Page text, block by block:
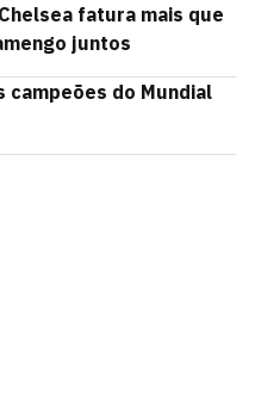
fatura mais que
juntos
campeões do Mundial